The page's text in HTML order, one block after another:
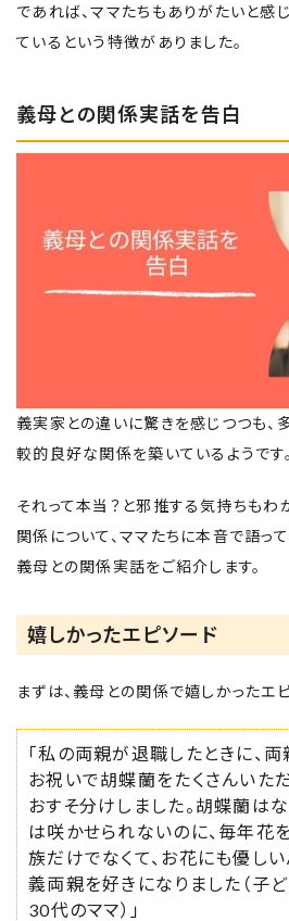
であれば、ママたちもありがたいと感
ているという特徴がありました。
義母との関係実話を告白
義実家との違いに驚きを感じつつも、
較的良好な関係を築いているようです。
それって本当？と邪推する気持ちもわ
関係について、ママたちに本音で語って
義母との関係実話をご紹介します。
嬉しかったエピソード
まずは、義母との関係で嬉しかったエ
「私の両親が退職したときに、
お祝いで胡蝶蘭をたくさんいた
おすそ分けしました。胡蝶蘭は
は咲かせられないのに、毎年花
族だけでなくて、お花にも優しい
義両親を好きになりました（子
30代のママ）」